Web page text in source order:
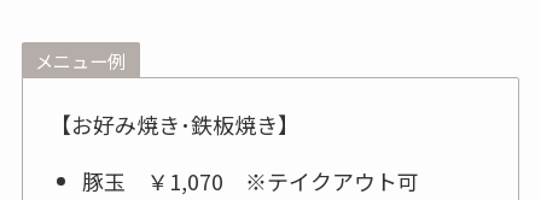
メニュー例
【お好み焼き･鉄板焼き】
豚玉 ￥1,070 ※テイクアウト可